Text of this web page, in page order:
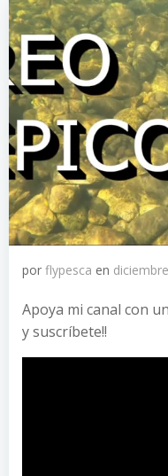
por flypesca en
Apoya mi canal con
y suscríbete!!